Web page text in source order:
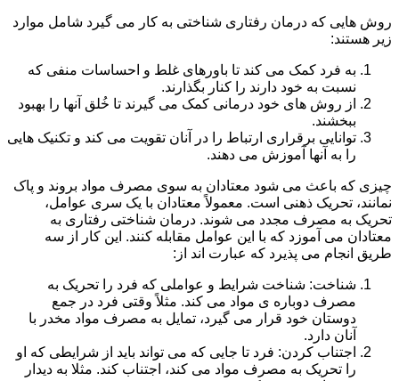
روش هایی که درمان رفتاری شناختی به کار می گیرد شامل موارد
زیر هستند:
به فرد کمک می کند تا باورهای غلط و احساسات منفی که
نسبت به خود دارند را کنار بگذارند.
از روش های خود درمانی کمک می گیرند تا خُلق آنها را بهبود
ببخشند.
توانایی برقراری ارتباط را در آنان تقویت می کند و تکنیک هایی
را به آنها آموزش می دهند.
چیزی که باعث می شود معتادان به سوی مصرف مواد بروند و پاک
نمانند، تحریک ذهنی است. معمولاً معتادان با یک سری عوامل،
تحریک به مصرف مجدد می شوند. درمان شناختی رفتاری به
معتادان می آموزد که با این عوامل مقابله کنند. این کار از سه
طریق انجام می پذیرد که عبارت اند از:
شناخت: شناخت شرایط و عواملی که فرد را تحریک به
مصرف دوباره ی مواد می کند. مثلاً وقتی فرد در جمع
دوستان خود قرار می گیرد، تمایل به مصرف مواد مخدر با
آنان دارد.
اجتناب کردن: فرد تا جایی که می تواند باید از شرایطی که او
را تحریک به مصرف مواد می کند، اجتناب کند. مثلا به دیدار